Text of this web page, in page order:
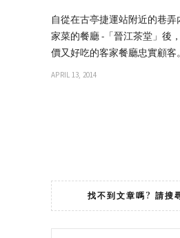
自從在古亭捷運站附近的巷
家菜的餐廳 -「晉江茶堂」後
價又好吃的客家餐廳忠實顧
APRIL 13, 2014
找不到文章嗎? 請搜